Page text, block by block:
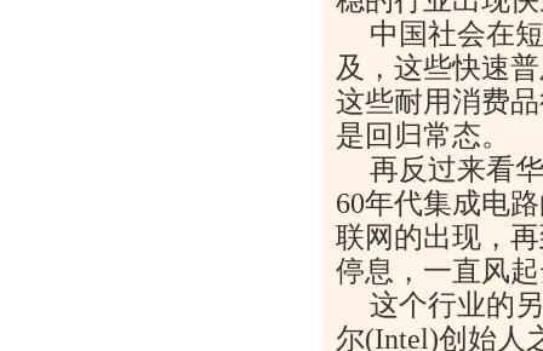
中国社会在
及，这些快速
这些耐用消费
是回归常态。
再反过来看
60年代集成电
联网的出现，
停息，一直风
这个行业的
尔(Intel)创始人